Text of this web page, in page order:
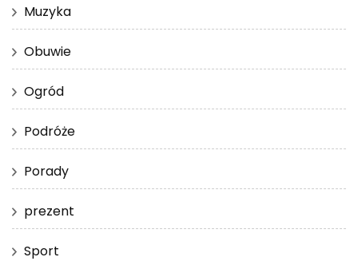
Muzyka
Obuwie
Ogród
Podróże
Porady
prezent
Sport